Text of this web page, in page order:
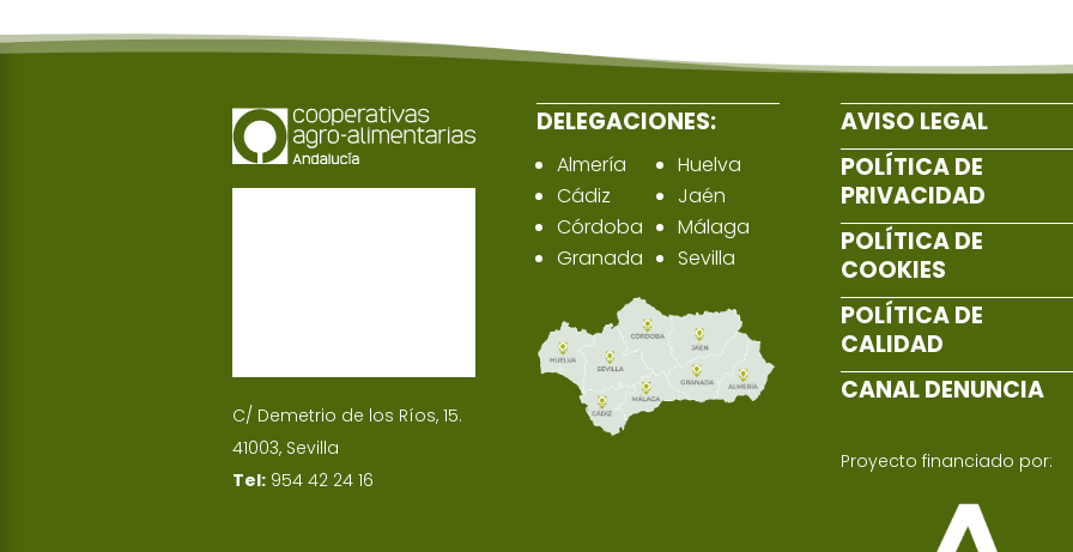
C/ Demetrio de los Ríos, 15.
41003, Sevilla
Tel: 954 42 24 16
DELEGACIONES:
Almería
Cádiz
Córdoba
Granada
Huelva
Jaén
Málaga
Sevilla
AVISO LEGAL
POLÍTICA DE
PRIVACIDAD
POLÍTICA DE
COOKIES
POLÍTICA DE
CALIDAD
CANAL DENUNCIA
Proyecto financiado por: